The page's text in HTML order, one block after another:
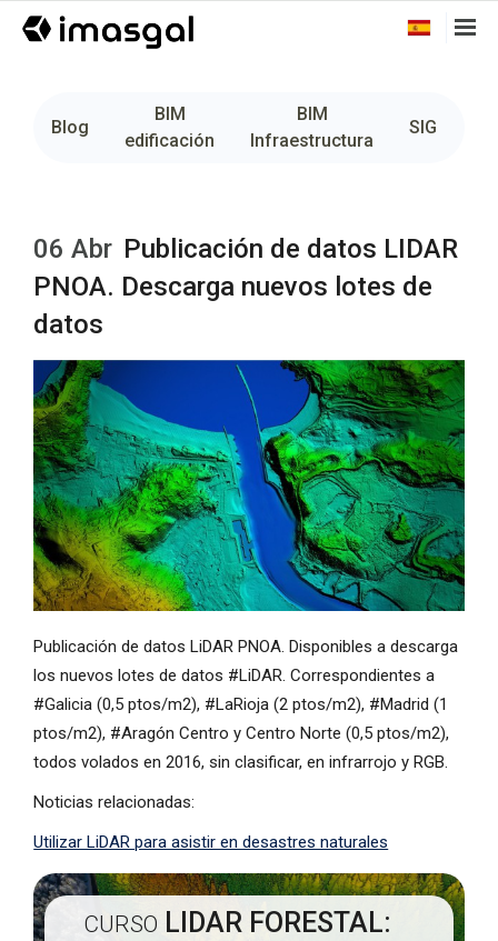
Blog
BIM
edificación
BIM
Infraestructura
SIG
06 Abr Publicación de datos LIDAR
PNOA. Descarga nuevos lotes de
datos
Publicación de datos LiDAR PNOA. Disponibles a descarga
los nuevos lotes de datos #LiDAR. Correspondientes a
#Galicia (0,5 ptos/m2), #LaRioja (2 ptos/m2), #Madrid (1
ptos/m2), #Aragón Centro y Centro Norte (0,5 ptos/m2),
todos volados en 2016, sin clasificar, en infrarrojo y RGB.
Noticias relacionadas:
Utilizar LiDAR para asistir en desastres naturales
CURSO LIDAR FORESTAL: